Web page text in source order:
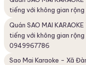
tiếng với không gian
Quán SAO MAI
tiếng với không gian
0949967786
Sao Mai Karaoke - Xã